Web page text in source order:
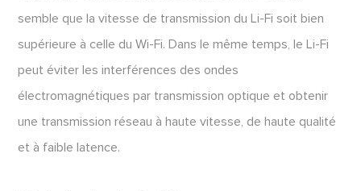
semble que la vitesse de transmission du Li-Fi soit bien
supérieure à celle du Wi-Fi. Dans le même temps, le Li-Fi
peut éviter les interférences des ondes
électromagnétiques par transmission optique et obtenir
une transmission réseau à haute vitesse, de haute qualité
et à faible latence.